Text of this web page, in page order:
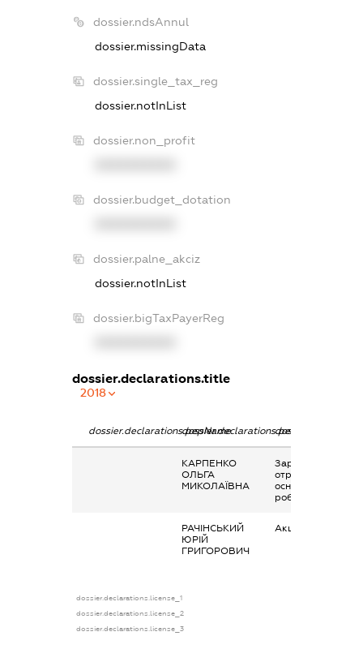
dossier.ndsAnnul
dossier.missingData
dossier.single_tax_reg
dossier.notInList
dossier.non_profit
dossier.budget_dotation
dossier.palne_akciz
dossier.notInList
dossier.bigTaxPayerReg
dossier.declarations.title
2018
dossier.declarations.pepNamedossier.declarations.personName
КАРПЕНКО
ОЛЬГА
МИКОЛАЇВНА
Заробітна плата
отримана за
основним місцем
роботи
РАЧІНСЬКИЙ
ЮРІЙ
ГРИГОРОВИЧ
Акції
dossier.declarations.license_1
dossier.declarations.license_2
dossier.declarations.license_3